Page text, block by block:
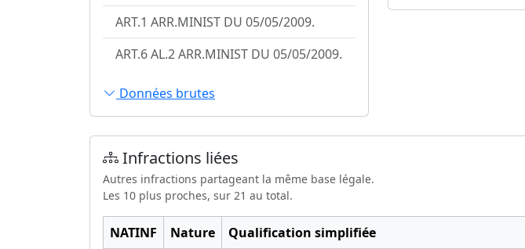
ART.1 ARR.MINIST DU 05/05/2009.
ART.6 AL.2 ARR.MINIST DU 05/05/2009.
Données brutes
Infractions liées
Autres infractions partageant la même base légale.
Les 10 plus proches, sur 21 au total.
NATINF Nature
Qualification simplifiée